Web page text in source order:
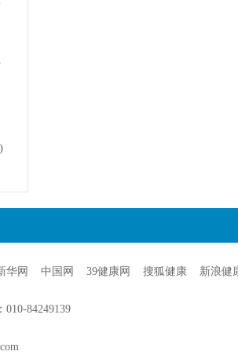
华网 中国网 39健康网 搜狐健康 新浪健
84249139